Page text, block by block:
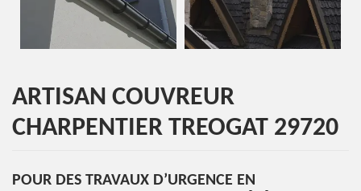
ARTISAN COUVREUR
CHARPENTIER TREOGAT 29720
POUR DES TRAVAUX D’URGENCE EN